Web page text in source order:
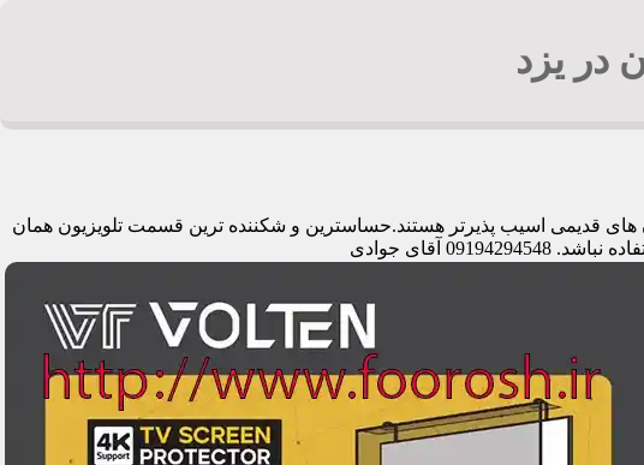
در یزد
های قدیمی اسیب پذیرتر هستند.حساسترین و شکننده ترین قسمت تلویزیون همان
آقای جوادی